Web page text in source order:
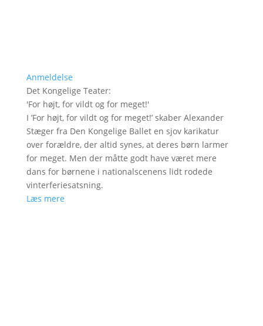
Anmeldelse
Det Kongelige Teater:
'For højt, for vildt og for meget!'
I ’For højt, for vildt og for meget!’ skaber Alexander
Stæger fra Den Kongelige Ballet en sjov karikatur
over forældre, der altid synes, at deres børn larmer
for meget. Men der måtte godt have været mere
dans for børnene i nationalscenens lidt rodede
vinterferiesatsning.
Læs mere